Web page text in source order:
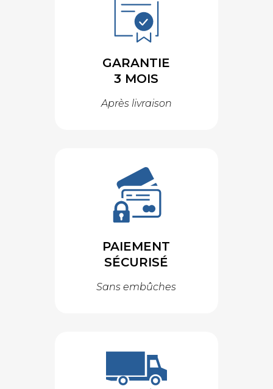
GARANTIE
3 MOIS
Après livraison
PAIEMENT
SÉCURISÉ
Sans embûches